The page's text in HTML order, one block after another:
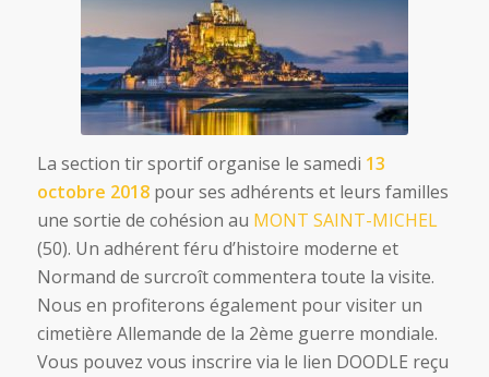
La section tir sportif organise le samedi 13
octobre 2018pour ses adhérents et leurs familles
une sortie de cohésion au MONT SAINT-MICHEL
(50). Un adhérent féru d’histoire moderne et
Normand de surcroît commentera toute la visite.
Nous en profiterons également pour visiter un
cimetière Allemande de la 2ème guerre mondiale.
Vous pouvez vous inscrire via le lien DOODLE reçu